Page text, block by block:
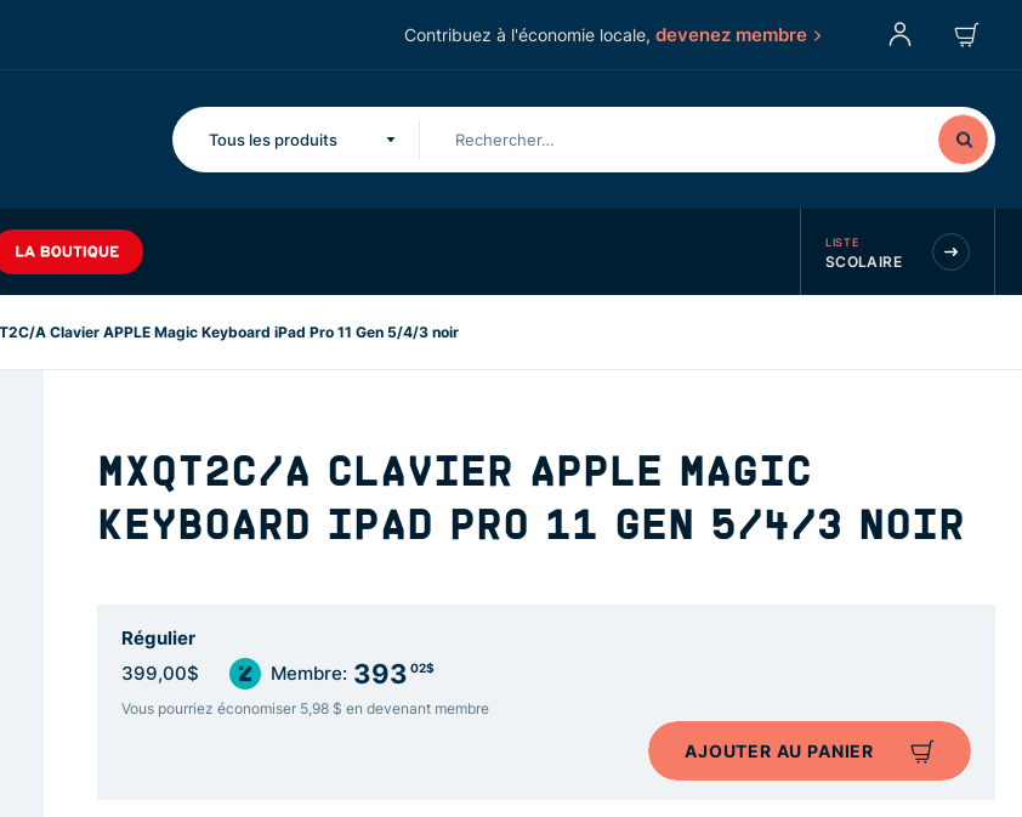
Contribuez à l'économie locale, devenez membre
Tous les produits
LISTE
SCOLAIRE
A Clavier APPLE Magic Keyboard iPad Pro 11 Gen 5/4/3 noir
MXQT2C/A CLAVIER APPLE MAGIC
KEYBOARD IPAD PRO 11 GEN 5/4/3 NOIR
Régulier
399,00$ Membre: 393 02$
Vous pourriez économiser 5,98 $ en devenant membre
AJOUTER AU PANIER